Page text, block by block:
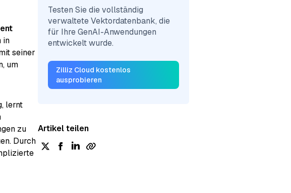
in
seiner
um
lernt
zu
Durch
Testen Sie die vollständig
verwaltete Vektordatenbank, die
für Ihre GenAI-Anwendungen
entwickelt wurde.
Zilliz Cloud kostenlos
ausprobieren
Artikel teilen